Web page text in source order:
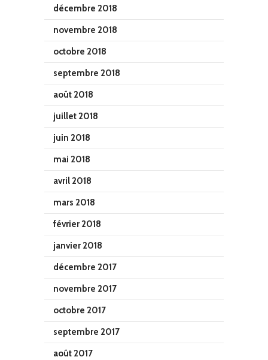
décembre 2018
novembre 2018
octobre 2018
septembre 2018
août 2018
juillet 2018
juin 2018
mai 2018
avril 2018
mars 2018
février 2018
janvier 2018
décembre 2017
novembre 2017
octobre 2017
septembre 2017
août 2017